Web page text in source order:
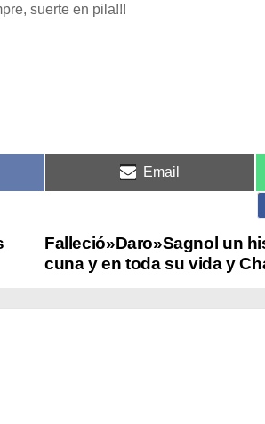
suerte en pila!!!
Email
Falleció»Daro»Sagnol un
cuna y en toda su vida y